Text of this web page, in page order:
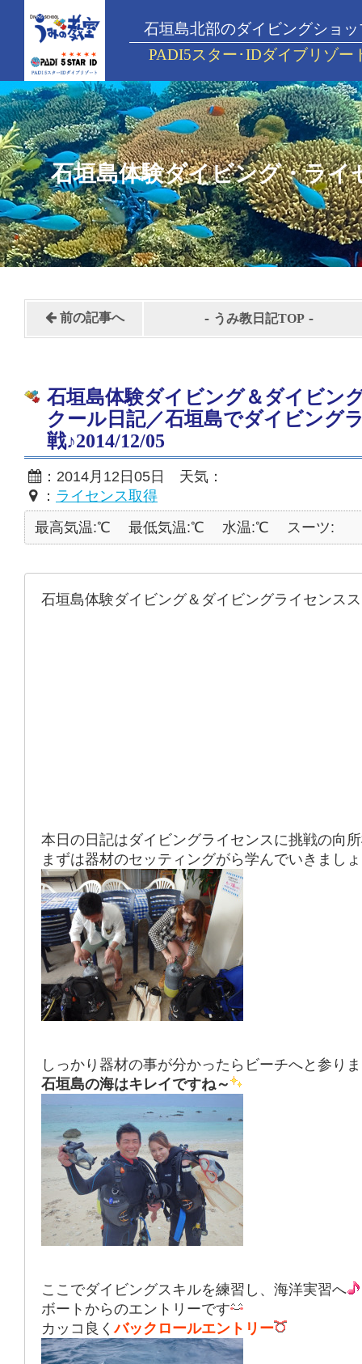
石垣島北部のダイビングショッ
PADI5スター･IDダイブリゾー
石垣島体験ダイビング・ライ
前の記事へ - うみ教日記TOP -
石垣島体験ダイビング＆ダイビン
クール日記／石垣島でダイビング
戦♪2014/12/05
：2014月12日05日 天気：
： ライセンス取得
最高気温:℃
最低気温:℃ 水温:℃ スーツ:
石垣島体験ダイビング＆ダイビングライセンス
本日の日記はダイビングライセンスに挑戦の向
まずは器材のセッティングがら学んでいきまし
しっかり器材の事が分かったらビーチへと参り
石垣島の海はキレイですね～
ここでダイビングスキルを練習し、海洋実習へ
ボートからのエントリーです
カッコ良くバックロールエントリー